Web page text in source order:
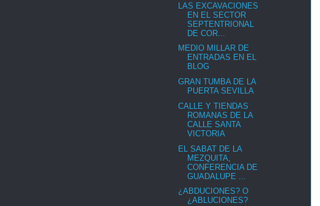
LAS EXCAVACIONES
EN EL SECTOR
SEPTENTRIONAL
DE COR...
MEDIO MILLAR DE
ENTRADAS EN EL
BLOG
GRAN TUMBA DE LA
PUERTA SEVILLA
CALLE Y TIENDAS
ROMANAS DE LA
CALLE SANTA
VICTORIA
EL SABAT DE LA
MEZQUITA,
CONFERENCIA DE
GUADALUPE ...
¿ABDUCIONES? O
¿ABLUCIONES?